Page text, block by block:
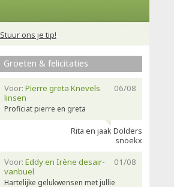
Stuur ons je tip!
Groeten & felicitaties
06/08
Voor: Pierre greta Knevels
linsen
Proficiat pierre en greta
Rita en jaak Dolders
snoekx
01/08
Voor: Eddy en Irène desair-
vanbuel
Hartelijke gelukwensen met jullie